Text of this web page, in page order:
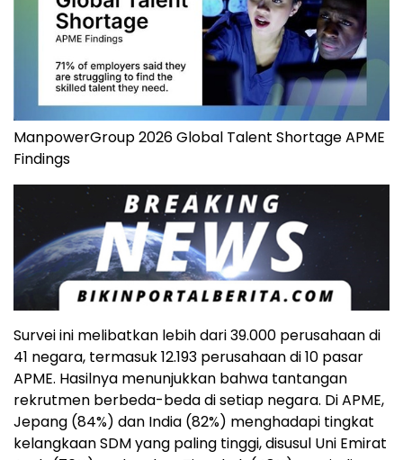
ManpowerGroup 2026 Global Talent Shortage APME
Findings
Survei ini melibatkan lebih dari 39.000 perusahaan di
41 negara, termasuk 12.193 perusahaan di 10 pasar
APME. Hasilnya menunjukkan bahwa tantangan
rekrutmen berbeda-beda di setiap negara. Di APME,
Jepang (84%) dan India (82%) menghadapi tingkat
kelangkaan SDM yang paling tinggi, disusul Uni Emirat